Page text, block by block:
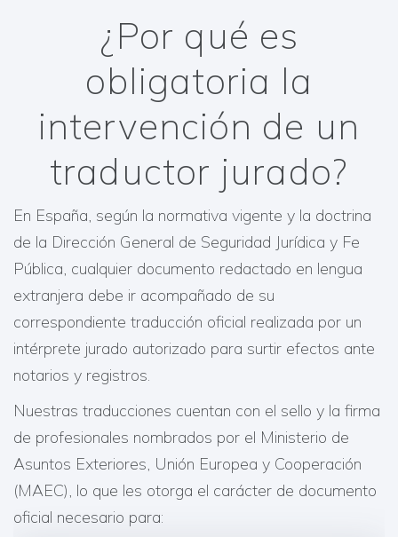
¿Por qué es
obligatoria la
intervención de un
traductor jurado?
En España, según la normativa vigente y la doctrina
de la Dirección General de Seguridad Jurídica y Fe
Pública, cualquier documento redactado en lengua
extranjera debe ir acompañado de su
correspondiente traducción oficial realizada por un
intérprete jurado autorizado para surtir efectos ante
notarios y registros.
Nuestras traducciones cuentan con el sello y la firma
de profesionales nombrados por el Ministerio de
Asuntos Exteriores, Unión Europea y Cooperación
(MAEC), lo que les otorga el carácter de documento
oficial necesario para: